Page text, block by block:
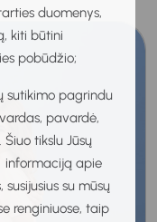
duomenys,
kiti būtini
pobūdžio;
sutikimo pagrindu
pavardė,
tikslu Jūsų
apie
su mūsų
renginiuose, taip